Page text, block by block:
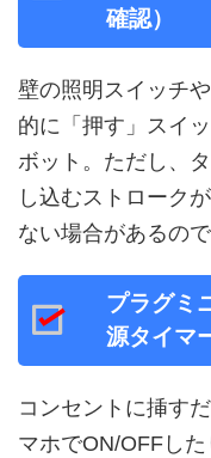
確認）
壁の照明スイッチ
的に「押す」スイ
ボット。ただし、
し込むストローク
ない場合があるの
プラグミ
源タイマ
コンセントに挿す
マホでON/OFFし